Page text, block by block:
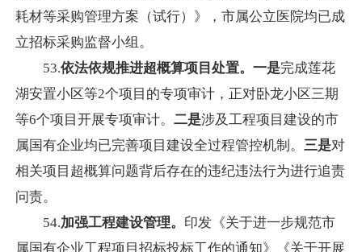
耗材等采购管理方案（试行）》，市属公立医院均已成
立招标采购监督小组。
53.依法依规推进超概算项目处置。一是完成莲花
湖安置小区等2个项目的专项审计，正对卧龙小区三期
等6个项目开展专项审计。 二是涉及工程项目建设的市
属国有企业均已完善项目建设全过程管控机制。 三是对
相关项目超概算问题背后存在的违纪违法行为进行追责
问责。
54.加强工程建设管理。 印发《关于进一步规范市
属国有企业工程项目招标投标工作的通知》《关于开展